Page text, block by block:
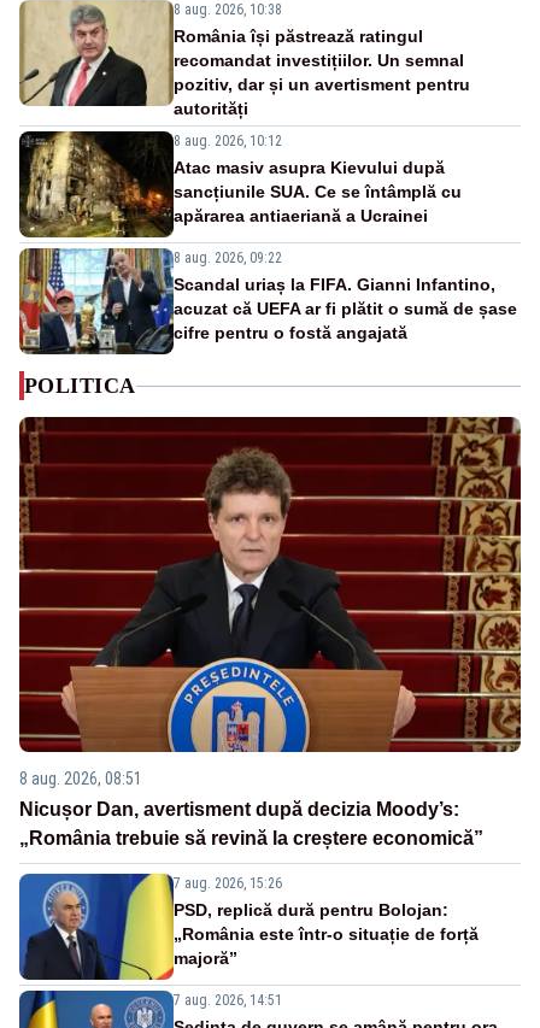
8 aug. 2026, 10:38
România își păstrează ratingul
recomandat investițiilor. Un semnal
pozitiv, dar și un avertisment pentru
autorități
8 aug. 2026, 10:12
Atac masiv asupra Kievului după
sancțiunile SUA. Ce se întâmplă cu
apărarea antiaeriană a Ucrainei
8 aug. 2026, 09:22
Scandal uriaș la FIFA. Gianni Infantino,
acuzat că UEFA ar fi plătit o sumă de șase
cifre pentru o fostă angajată
POLITICA
8 aug. 2026, 08:51
Nicușor Dan, avertisment după decizia Moody’s:
„România trebuie să revină la creștere economică”
7 aug. 2026, 15:26
PSD, replică dură pentru Bolojan:
„România este într-o situație de forță
majoră”
7 aug. 2026, 14:51